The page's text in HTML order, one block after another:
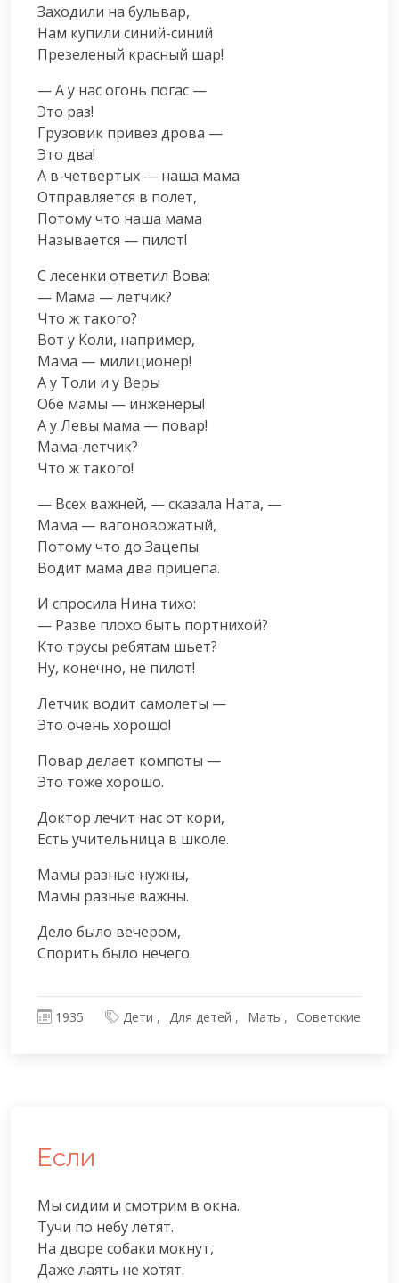
Заходили на бульвар,
Нам купили синий-синий
Презеленый красный шар!
— А у нас огонь погас —
Это раз!
Грузовик привез дрова —
Это два!
А в-четвертых — наша мама
Отправляется в полет,
Потому что наша мама
Называется — пилот!
С лесенки ответил Вова:
— Мама — летчик?
Что ж такого?
Вот у Коли, например,
Мама — милиционер!
А у Толи и у Веры
Обе мамы — инженеры!
А у Левы мама — повар!
Мама-летчик?
Что ж такого!
— Всех важней, — сказала Ната, —
Мама — вагоновожатый,
Потому что до Зацепы
Водит мама два прицепа.
И спросила Нина тихо:
— Разве плохо быть портнихой?
Кто трусы ребятам шьет?
Ну, конечно, не пилот!
Летчик водит самолеты —
Это очень хорошо!
Повар делает компоты —
Это тоже хорошо.
Доктор лечит нас от кори,
Есть учительница в школе.
Мамы разные нужны,
Мамы разные важны.
Дело было вечером,
Спорить было нечего.
1935 Дети Для детей Мать Советские
Если
Мы сидим и смотрим в окна.
Тучи по небу летят.
На дворе собаки мокнут,
Даже лаять не хотят.